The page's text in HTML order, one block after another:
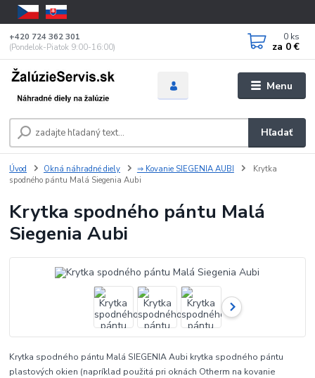
Menu
Hľadať
+420 724 362 301
(Pondelok-Piatok 9:00-16:00)
0 ks
za 0 €
Úvod Okná náhradné diely ⇒ Kovanie SIEGENIA AUBI
Krytka
spodného pántu Malá Siegenia Aubi
Krytka spodného pántu Malá
Siegenia Aubi
Krytka spodného pántu Malá SIEGENIA Aubi krytka spodného pántu
plastových okien (napríklad použitá pri oknách Otherm na kovanie